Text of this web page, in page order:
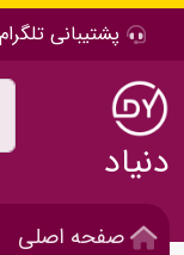
پشتیبانی تلگرام
دنیاد
صفحه اصلی